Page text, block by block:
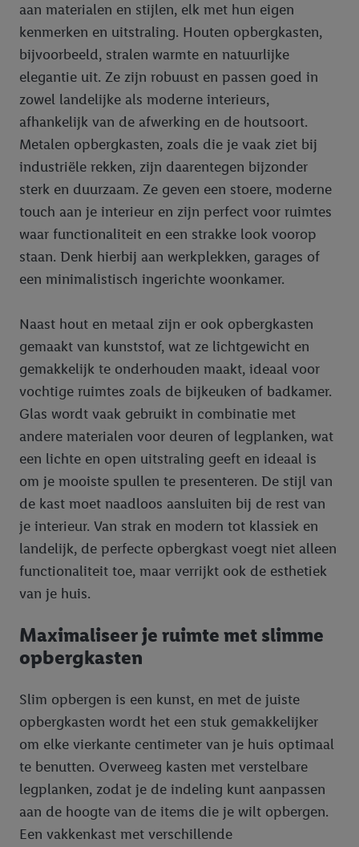
aan materialen en stijlen, elk met hun eigen
kenmerken en uitstraling. Houten opbergkasten,
bijvoorbeeld, stralen warmte en natuurlijke
elegantie uit. Ze zijn robuust en passen goed in
zowel landelijke als moderne interieurs,
afhankelijk van de afwerking en de houtsoort.
Metalen opbergkasten, zoals die je vaak ziet bij
industriële rekken, zijn daarentegen bijzonder
sterk en duurzaam. Ze geven een stoere, moderne
touch aan je interieur en zijn perfect voor ruimtes
waar functionaliteit en een strakke look voorop
staan. Denk hierbij aan werkplekken, garages of
een minimalistisch ingerichte woonkamer.
Naast hout en metaal zijn er ook opbergkasten
gemaakt van kunststof, wat ze lichtgewicht en
gemakkelijk te onderhouden maakt, ideaal voor
vochtige ruimtes zoals de bijkeuken of badkamer.
Glas wordt vaak gebruikt in combinatie met
andere materialen voor deuren of legplanken, wat
een lichte en open uitstraling geeft en ideaal is
om je mooiste spullen te presenteren. De stijl van
de kast moet naadloos aansluiten bij de rest van
je interieur. Van strak en modern tot klassiek en
landelijk, de perfecte opbergkast voegt niet alleen
functionaliteit toe, maar verrijkt ook de esthetiek
van je huis.
Maximaliseer je ruimte met slimme
opbergkasten
Slim opbergen is een kunst, en met de juiste
opbergkasten wordt het een stuk gemakkelijker
om elke vierkante centimeter van je huis optimaal
te benutten. Overweeg kasten met verstelbare
legplanken, zodat je de indeling kunt aanpassen
aan de hoogte van de items die je wilt opbergen.
Een vakkenkast met verschillende